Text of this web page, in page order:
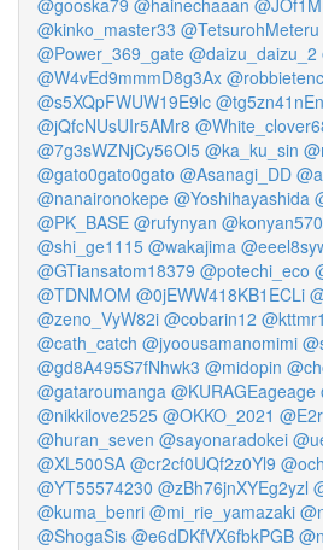
@gooska79 @hainechaaan
@kinko_master33 @TetsurohMeteru
@Power_369_gate @daizu_daizu_2
@W4vEd9mmmD8g3Ax
@s5XQpFWUW19E9lc
@jQfcNUsUIr5AMr8
@7g3sWZNjCy56Ol5 @ka_ku_sin
@gato0gato0gato @Asanagi_DD
@nanaironokepe @Yoshihayashida
@PK_BASE @rufynyan
@shi_ge1115 @wakajima
@GTiansatom18379 @potechi_eco
@TDNMOM @0jEWW418KB1ECLi
@zeno_VyW82i @cobarin12
@cath_catch @jyoousamanomimi
@gd8A495S7fNhwk3 @midopin
@gataroumanga @KURAGEageage
@nikkilove2525 @OKKO_2021
@huran_seven @sayonaradokei
@XL500SA @cr2cf0UQf2z0Yl9
@YT55574230 @zBh76jnXYEg2yzl
@kuma_benri @mi_rie_yamazaki
@ShogaSis @e6dDKfVX6fbkPGB